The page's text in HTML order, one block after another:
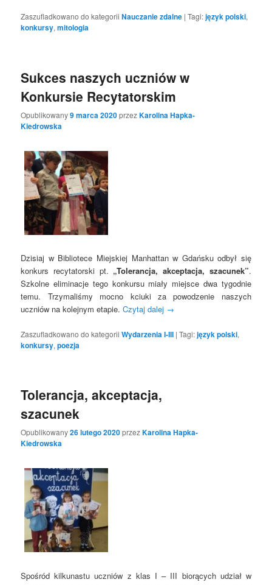
Zaszufladkowano do kategorii Nauczanie zdalne |Tagi:język polski,
konkursy,mitologia
Sukces naszych uczniów w
Konkursie Recytatorskim
Opublikowany9 marca 2020przezKarolina Hapka-
Kiedrowska
Dzisiaj w Bibliotece Miejskiej Manhattan w Gdańsku odbył się
konkurs recytatorski pt. „Tolerancja, akceptacja, szacunek”.
Szkolne eliminacje tego konkursu miały miejsce dwa tygodnie
temu. Trzymaliśmy mocno kciuki za powodzenie naszych
uczniów na kolejnym etapie.Czytaj dalej →
Zaszufladkowano do kategorii Wydarzenia I-III |Tagi:język polski,
konkursy,poezja
Tolerancja, akceptacja,
szacunek
Opublikowany26 lutego 2020przezKarolina Hapka-
Kiedrowska
Spośród kilkunastu uczniów z klas I – III biorących udział w